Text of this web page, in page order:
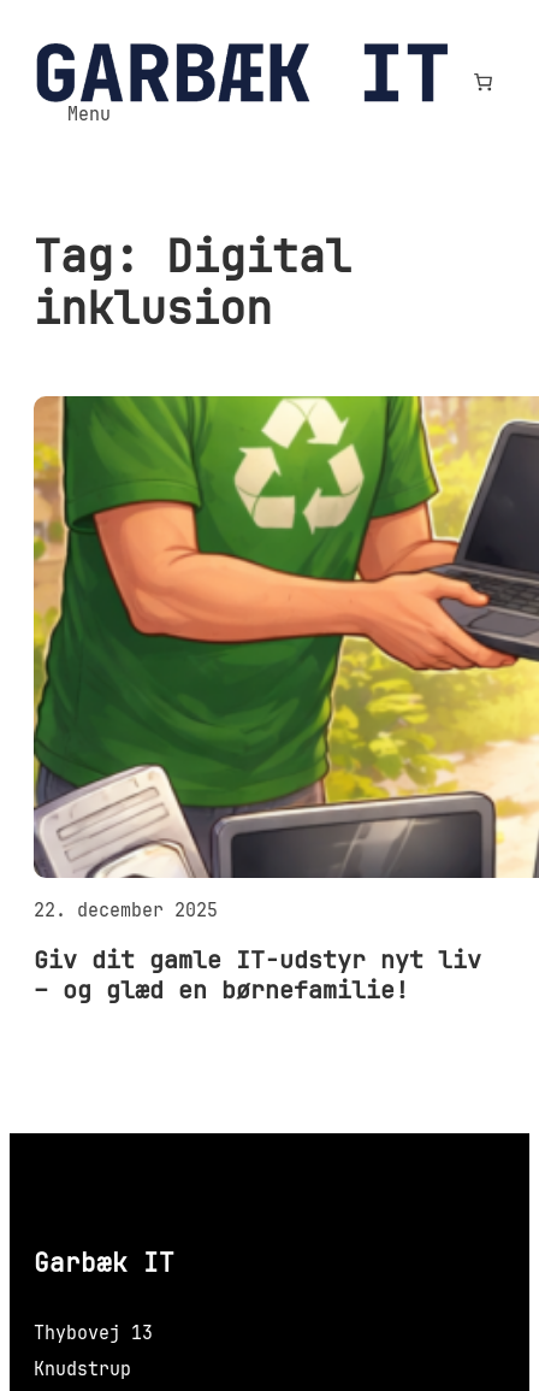
til
indhold
Menu
Tag: Digital
inklusion
22. december 2025
Giv dit gamle IT-udstyr nyt liv
– og glæd en børnefamilie!
Garbæk IT
Thybovej 13
Knudstrup